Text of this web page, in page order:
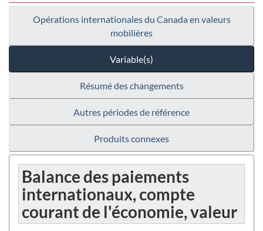
Opérations internationales du Canada en valeurs
mobilières
Variable(s)
Résumé des changements
Autres périodes de référence
Produits connexes
Balance des paiements
internationaux, compte
courant de l'économie, valeur